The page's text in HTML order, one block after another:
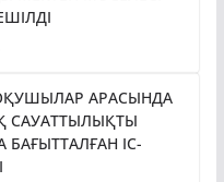
АРАСЫНДА
САУАТТЫЛЫҚТЫ
БАҒЫТТАЛҒАН ІС-